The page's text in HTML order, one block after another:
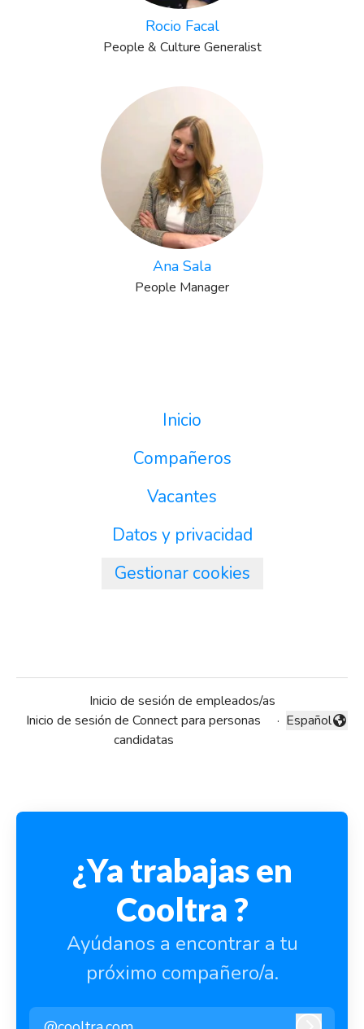
Rocio Facal
People & Culture Generalist
Ana Sala
People Manager
Inicio
Compañeros
Vacantes
Datos y privacidad
Gestionar cookies
Inicio de sesión de empleados/as
Inicio de sesión de Connect para personas
candidatas
· Cambiar
Español
¿Ya trabajas en
Cooltra ?
Ayúdanos a encontrar a tu
próximo compañero/a.